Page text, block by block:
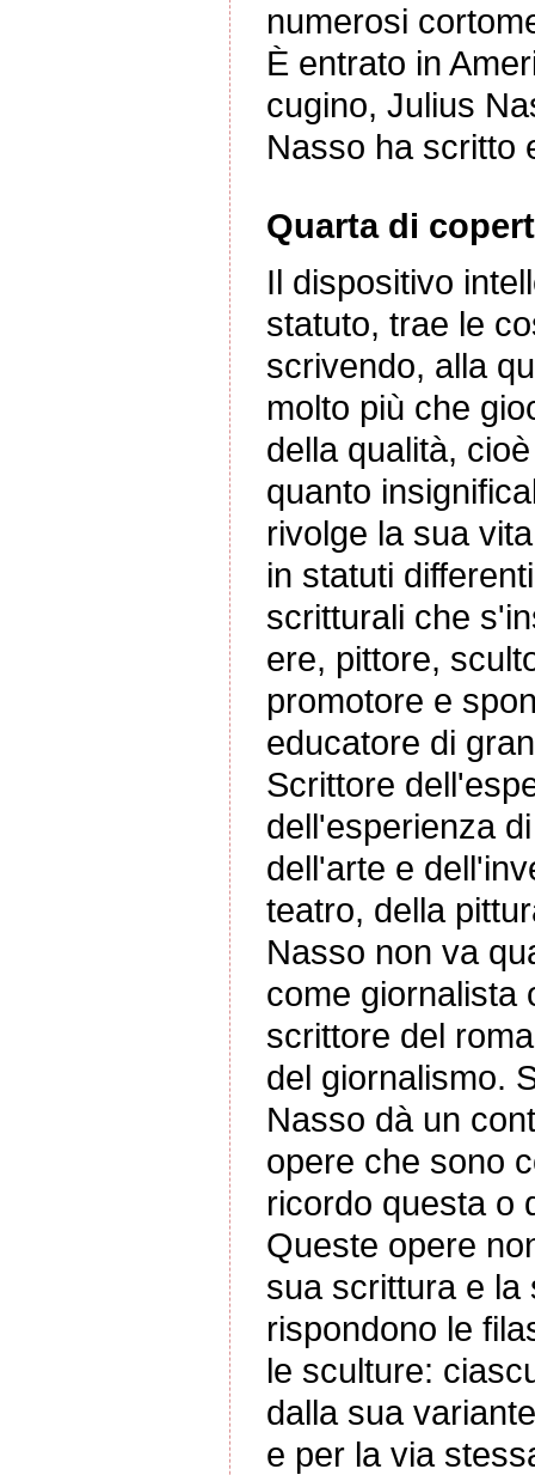
numerosi
È entrato in
cugino, Julius
Nasso ha scritto
Quarta di
Il dispositivo
statuto, trae le
scrivendo, alla
molto più che
della qualità,
quanto
rivolge la sua
in statuti
scritturali che
ere, pittore,
promotore e
educatore di
Scrittore
dell'esperienza
dell'arte e
teatro, della
Nasso non va
come giornalista
scrittore del
del giornalismo.
Nasso dà un
opere che sono
ricordo questa o
Queste opere
sua scrittura e la
rispondono le
le sculture:
dalla sua
e per la via